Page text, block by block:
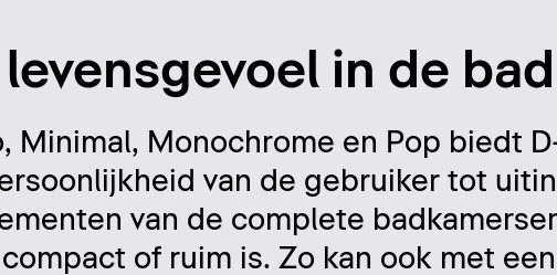
in de
Minimal, Monochrome en Pop biedt
van de gebruiker tot
van de complete
of ruim is. Zo kan ook met